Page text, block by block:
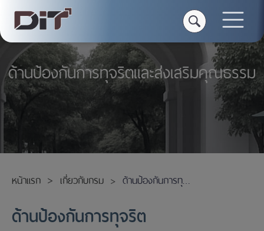
ด้านป้องกันการทุจริตและส่งเสริมคุณธรรม
หน้าแรก เกี่ยวกับกรม ด้านป้องกันการทุจริต
ด้านป้องกันการทุจริต